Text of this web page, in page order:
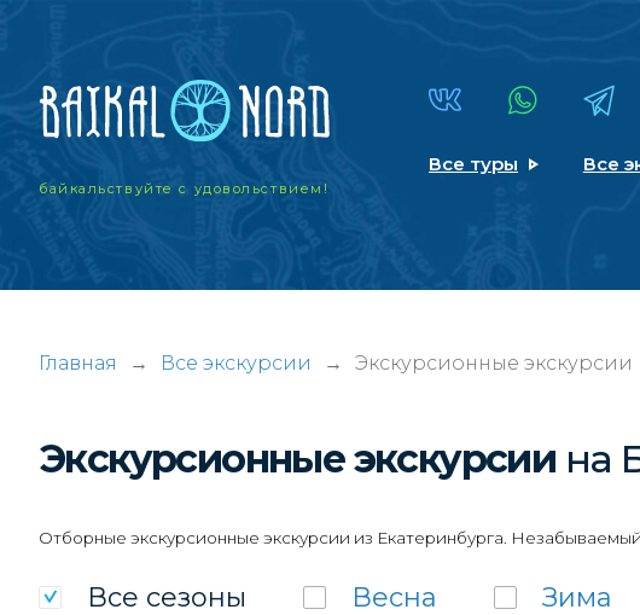
байкальствуйтес удовольствием!
Все туры Все
Главная → Все экскурсии → Экскурсионные экскурсии
Экскурсионные экскурсии на
Отборные экскурсионные экскурсии из Екатеринбурга.
Все сезоны Весна Зима